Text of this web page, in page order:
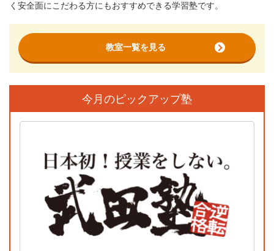
く安全面にこだわる方にもおすすめできる学習塾です。
教室一覧を見る
今月のピックアップ塾